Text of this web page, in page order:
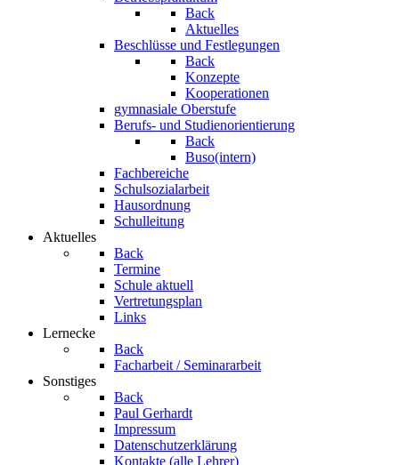
Back
Aktuelles
Beschlüsse und Festlegungen
Back
Konzepte
Kooperationen
gymnasiale Oberstufe
Berufs- und Studienorientierung
Back
Buso(intern)
Fachbereiche
Schulsozialarbeit
Hausordnung
Schulleitung
Aktuelles
Back
Termine
Schule aktuell
Vertretungsplan
Links
Lernecke
Back
Facharbeit / Seminararbeit
Sonstiges
Back
Paul Gerhardt
Impressum
Datenschutzerklärung
Kontakte (alle Lehrer)